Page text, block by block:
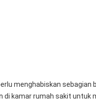
menghabiskan sebagian
kamar rumah sakit untuk